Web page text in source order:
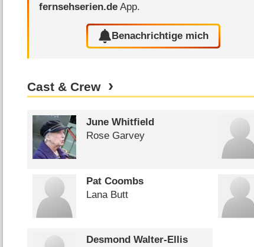
fernsehserien.de App.
Benachrichtige mich
Cast & Crew
June Whitfield
Rose Garvey
Pat Coombs
Lana Butt
Desmond Walter-Ellis